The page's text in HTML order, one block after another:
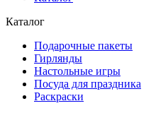
Каталог
Подарочные пакеты
Гирлянды
Настольные игры
Посуда для праздника
Раскраски